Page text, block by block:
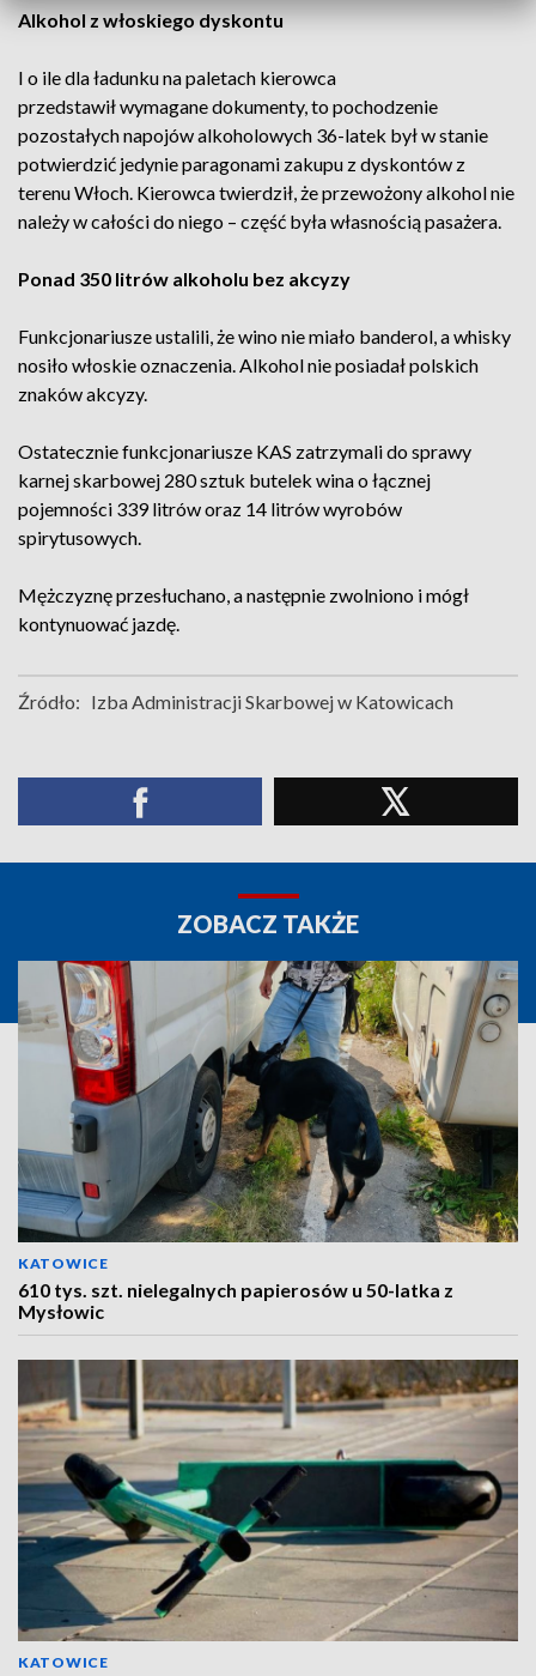
Alkohol z włoskiego dyskontu
I o ile dla ładunku na paletach kierowca
przedstawił wymagane dokumenty, to pochodzenie
pozostałych napojów alkoholowych 36-latek był w stanie
potwierdzić jedynie paragonami zakupu z dyskontów z
terenu Włoch. Kierowca twierdził, że przewożony alkohol nie
należy w całości do niego – część była własnością pasażera.
Ponad 350 litrów alkoholu bez akcyzy
Funkcjonariusze ustalili, że wino nie miało banderol, a whisky
nosiło włoskie oznaczenia. Alkohol nie posiadał polskich
znaków akcyzy.
Ostatecznie funkcjonariusze KAS zatrzymali do sprawy
karnej skarbowej 280 sztuk butelek wina o łącznej
pojemności 339 litrów oraz 14 litrów wyrobów
spirytusowych.
Mężczyznę przesłuchano, a następnie zwolniono i mógł
kontynuować jazdę.
Źródło: Izba Administracji Skarbowej w Katowicach
ZOBACZ TAKŻE
KATOWICE
610 tys. szt. nielegalnych papierosów u 50-latka z
Mysłowic
KATOWICE